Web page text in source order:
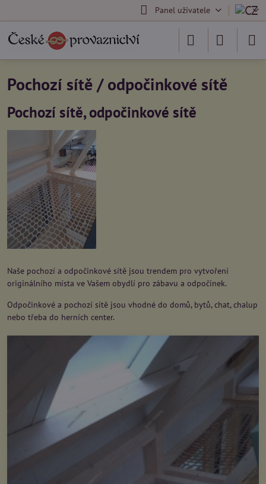
Panel uživatele
Pochozí sítě / odpočinkové sítě
Pochozí sítě, odpočinkové sítě
Naše pochozí a odpočinkové sítě jsou trendem pro vytvoření
originálního místa ve Vašem obydlí pro zábavu a odpočinek.
Odpočinkové a pochozí sítě jsou vhodné do domů, bytů, chat, chalup
nebo třeba do herních center.